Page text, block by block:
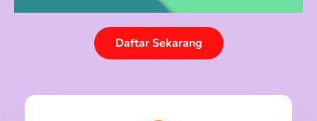
Daftar Sekarang